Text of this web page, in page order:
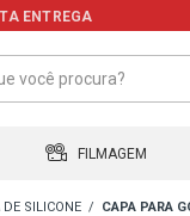
ENTREGA
FILMAGEM
DE SILICONE CAPA PARA